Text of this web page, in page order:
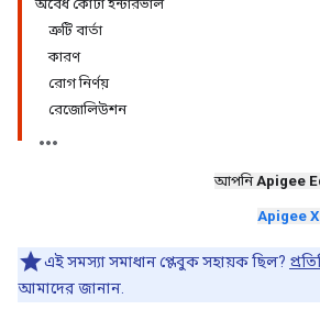
অবৈধ কোটা ইন্টারভাল
ত্রুটি বার্তা
কারণ
রোগ নির্ণয়
রেজোলিউশন
আপনিApigee
Apigee X
এই সমস্যা সমাধান প্লেবুক সহায়ক ছিল?
আমাদের জানান.